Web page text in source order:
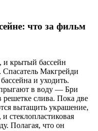
что за фильм
крытый бассейн
Спасатель Макгрейди
и уходить.
в воду — Бри
решетке слива. Пока две
вытащить украшение,
стеклопластиковая
Полагая, что он